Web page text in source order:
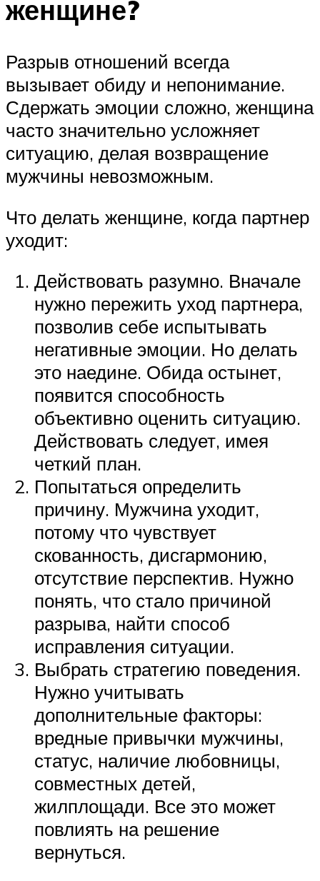
женщине?
Разрыв отношений всегда
вызывает обиду и непонимание.
Сдержать эмоции сложно, женщина
часто значительно усложняет
ситуацию, делая возвращение
мужчины невозможным.
Что делать женщине, когда партнер
уходит:
Действовать разумно. Вначале
нужно пережить уход партнера,
позволив себе испытывать
негативные эмоции. Но делать
это наедине. Обида остынет,
появится способность
объективно оценить ситуацию.
Действовать следует, имея
четкий план.
Попытаться определить
причину. Мужчина уходит,
потому что чувствует
скованность, дисгармонию,
отсутствие перспектив. Нужно
понять, что стало причиной
разрыва, найти способ
исправления ситуации.
Выбрать стратегию поведения.
Нужно учитывать
дополнительные факторы:
вредные привычки мужчины,
статус, наличие любовницы,
совместных детей,
жилплощади. Все это может
повлиять на решение
вернуться.